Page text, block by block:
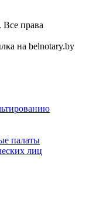
Все права
на belnotary.by
палаты
лиц